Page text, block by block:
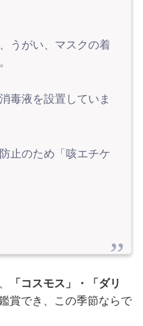
うがい、マスクの着
毒液を設置していま
止のため「咳エチケ
「コスモス」・「ダリ
賞でき、この季節ならで